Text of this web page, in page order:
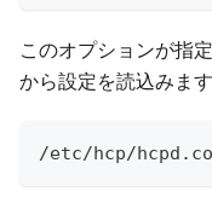
このオプションが指
から設定を読込みます
/etc/hcp/